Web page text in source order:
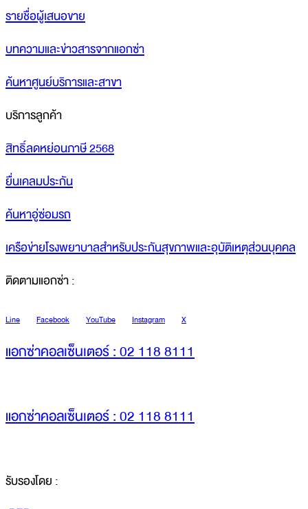
รายชื่อผู้เสนอขาย
บทความและข่าวสารจากแอกซ่า
ค้นหาศูนย์บริการและสาขา
บริการลูกค้า
สิทธิ์ลดหย่อนภาษี 2568
ยื่นเคลมประกัน
ค้นหาอู่ซ่อมรถ
เครือข่ายโรงพยาบาลสำหรับประกันสุขภาพและอุบัติเหตุส่วนบุคคล
ติดตามแอกซ่า :
Line Facebook YouTube Instagram X
แอกซ่าคอลเซ็นเตอร์ : 02 118 8111
แอกซ่าคอลเซ็นเตอร์ : 02 118 8111
รับรองโดย :